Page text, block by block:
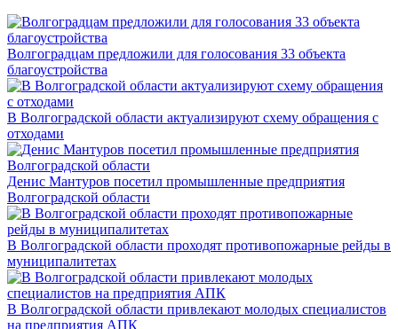
Волгоградцам предложили для голосования 33 объекта
благоустройства
В Волгоградской области актуализируют схему обращения с
отходами
Денис Мантуров посетил промышленные предприятия
Волгоградской области
В Волгоградской области проходят противопожарные рейды в
муниципалитетах
В Волгоградской области привлекают молодых специалистов
на предприятия АПК